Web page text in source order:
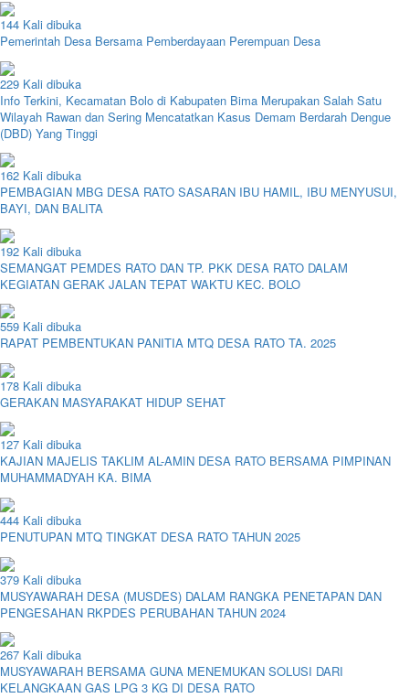
144 Kali dibuka
Pemerintah Desa Bersama Pemberdayaan Perempuan Desa
229 Kali dibuka
Info Terkini, Kecamatan Bolo di Kabupaten Bima Merupakan Salah Satu
Wilayah Rawan dan Sering Mencatatkan Kasus Demam Berdarah Dengue
(DBD) Yang Tinggi
162 Kali dibuka
PEMBAGIAN MBG DESA RATO SASARAN IBU HAMIL, IBU MENYUSUI,
BAYI, DAN BALITA
192 Kali dibuka
SEMANGAT PEMDES RATO DAN TP. PKK DESA RATO DALAM
KEGIATAN GERAK JALAN TEPAT WAKTU KEC. BOLO
559 Kali dibuka
RAPAT PEMBENTUKAN PANITIA MTQ DESA RATO TA. 2025
178 Kali dibuka
GERAKAN MASYARAKAT HIDUP SEHAT
127 Kali dibuka
KAJIAN MAJELIS TAKLIM AL-AMIN DESA RATO BERSAMA PIMPINAN
MUHAMMADYAH KA. BIMA
444 Kali dibuka
PENUTUPAN MTQ TINGKAT DESA RATO TAHUN 2025
379 Kali dibuka
MUSYAWARAH DESA (MUSDES) DALAM RANGKA PENETAPAN DAN
PENGESAHAN RKPDES PERUBAHAN TAHUN 2024
267 Kali dibuka
MUSYAWARAH BERSAMA GUNA MENEMUKAN SOLUSI DARI
KELANGKAAN GAS LPG 3 KG DI DESA RATO